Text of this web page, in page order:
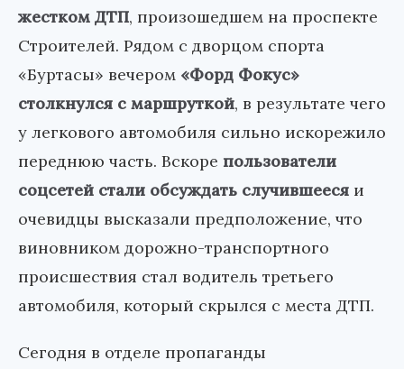
жестком ДТП, произошедшем на проспекте
Строителей. Рядом с дворцом спорта
«Буртасы» вечером «Форд Фокус»
столкнулся с маршруткой, в результате чего
у легкового автомобиля сильно искорежило
переднюю часть. Вскоре пользователи
соцсетей стали обсуждать случившееся и
очевидцы высказали предположение, что
виновником дорожно-транспортного
происшествия стал водитель третьего
автомобиля, который скрылся с места ДТП.
Сегодня в отделе пропаганды